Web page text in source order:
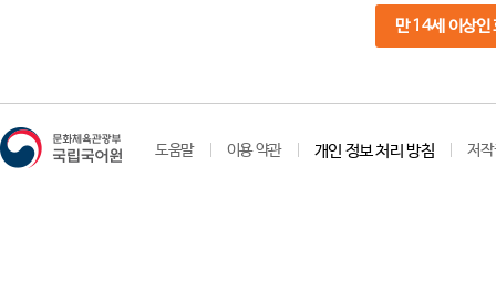
만 14세 이상인
도움말 이용 약관 개인 정보 처리 방침 저